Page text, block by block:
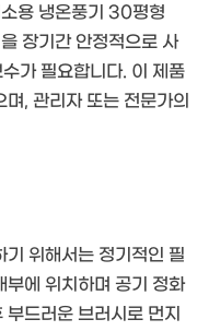
용 냉온풍기 30평형
장기간 안정적으로 사
가 필요합니다. 이 제품
, 관리자 또는 전문가의
기 위해서는 정기적인 필
부에 위치하며 공기 정화
드러운 브러시로 먼지